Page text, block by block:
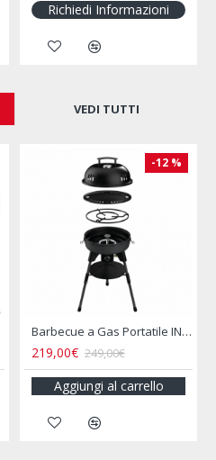
Richiedi Informazioni
VEDI TUTTI
-12 %
Barbecue a Gas Portatile INCASA
219,00€ 249,00€
Aggiungi al carrello